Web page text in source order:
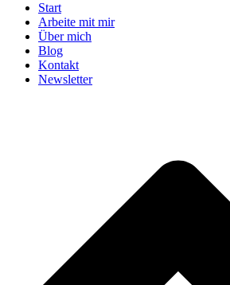
Start
Arbeite mit mir
Über mich
Blog
Kontakt
Newsletter